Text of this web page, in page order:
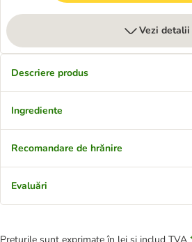
Vezi detalii
Descriere produs
Ingrediente
Recomandare de hrănire
Evaluări